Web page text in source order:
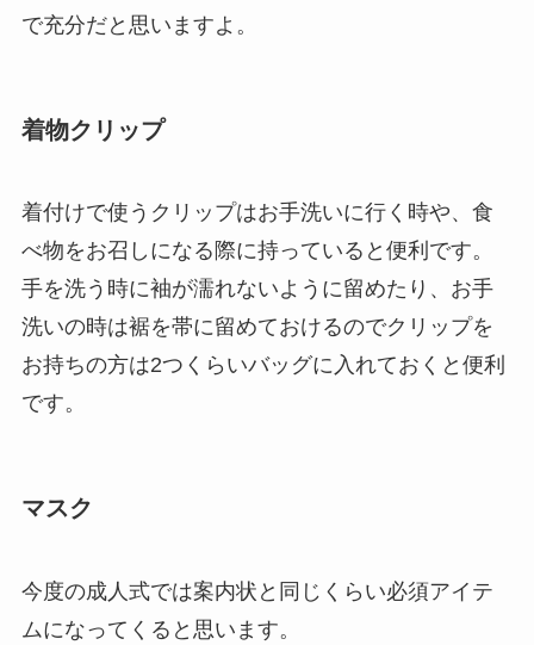
で充分だと思いますよ。
着物クリップ
着付けで使うクリップはお手洗いに行く時や、食
べ物をお召しになる際に持っていると便利です。
手を洗う時に袖が濡れないように留めたり、お手
洗いの時は裾を帯に留めておけるのでクリップを
お持ちの方は2つくらいバッグに入れておくと便利
です。
マスク
今度の成人式では案内状と同じくらい必須アイテ
ムになってくると思います。